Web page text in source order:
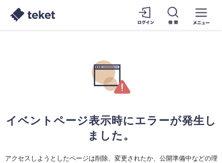
イベントページ表示時にエラーが発生し
ました。
アクセスしようとしたページは削除、変更されたか、公開準備中などの理